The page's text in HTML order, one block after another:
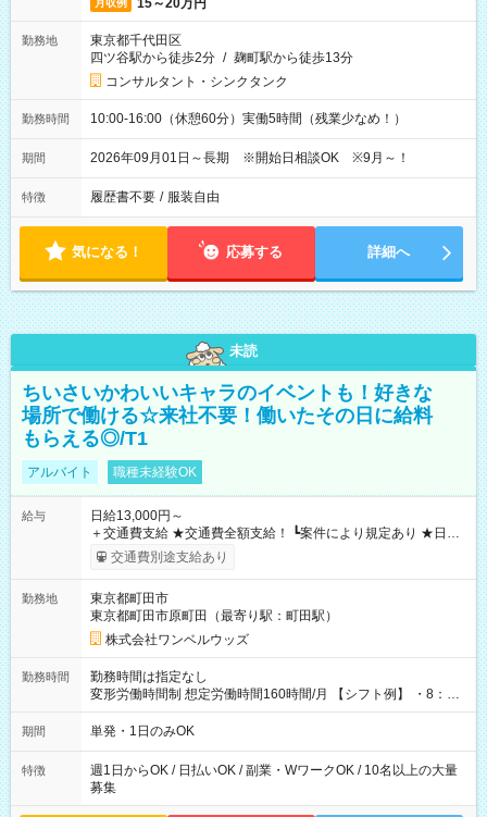
月収例 15～20万円
勤務地
東京都千代田区
四ツ谷駅から徒歩2分 / 麹町駅から徒歩13分
コンサルタント・シンクタンク
勤務時間 10:00-16:00（休憩60分）実働5時間（残業少なめ！）
期間 2026年09月01日～長期 ※開始日相談OK ※9月～！
特徴 履歴書不要 / 服装自由
気になる！ 応募する 詳細へ
未読
ちいさいかわいいキャラのイベントも！好きな
場所で働ける☆来社不要！働いたその日に給料
もらえる◎/T1
アルバイト 職種未経験OK
給与
日給13,000円～
＋交通費支給 ★交通費全額支給！ ┗案件により規定あり ★日払
いOK！（規定あり） ┗働いたその日に現金GET♪ お仕事後はコ
ンビニATMから 日払い分を引き落とせます！ 【試用期間】試
交通費別途支給あり
勤務地
東京都町田市
東京都町田市原町田（最寄り駅：町田駅）
株式会社ワンベルウッズ
勤務時間
勤務時間は指定なし
変形労働時間制 想定労働時間160時間/月 【シフト例】 ・8：00
～21：00
期間 単発・1日のみOK
特徴
週1日からOK / 日払いOK / 副業・WワークOK / 10名以上の大量
募集